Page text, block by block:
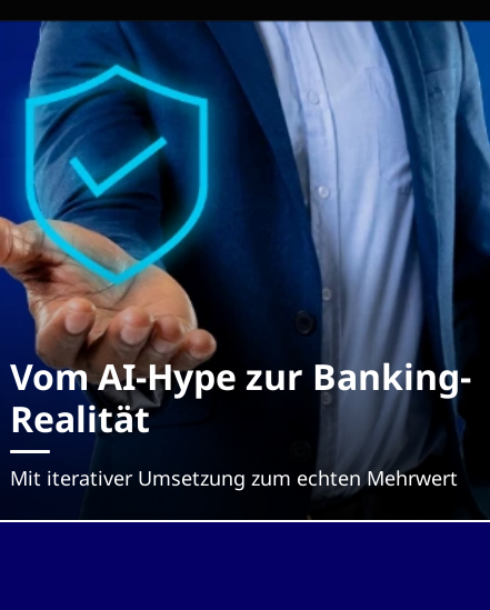
Vom AI-Hype zur Banking-
Realität
Mit iterativer Umsetzung zum echten Mehrwert